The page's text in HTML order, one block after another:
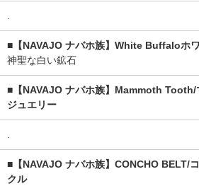
.
■【NAVAJO ナバホ族】White Buffaloホ
神聖な白い鉱石
■【NAVAJO ナバホ族】Mammoth Tooth/
ジュエリー
.
■【NAVAJO ナバホ族】CONCHO BELT/
クル